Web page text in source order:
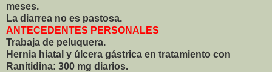
meses.
La diarrea no es pastosa.
ANTECEDENTES PERSONALES
Trabaja de peluquera.
Hernia hiatal y úlcera gástrica en tratamiento con
Ranitidina: 300 mg diarios.